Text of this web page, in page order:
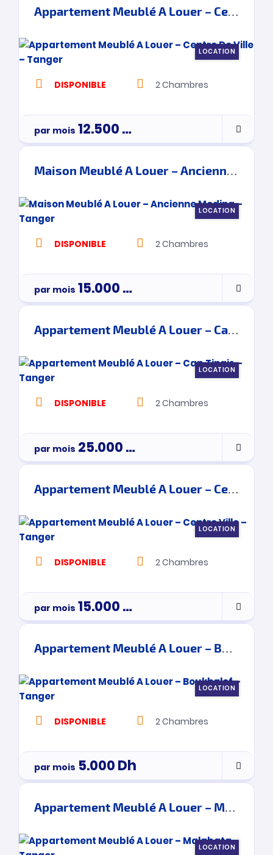
Appartement Meublé A Louer – Centre De Ville – Tanger
LOCATION
DISPONIBLE 2Chambres
par mois 12.500Dh
Maison Meublé A Louer – Ancienne Medina – Tanger
LOCATION
DISPONIBLE 2Chambres
par mois 15.000Dh
Appartement Meublé A Louer – Cap Tingis – Tanger
LOCATION
DISPONIBLE 2Chambres
par mois 25.000Dh
Appartement Meublé A Louer – Centre Ville – Tanger
LOCATION
DISPONIBLE 2Chambres
par mois 15.000Dh
Appartement Meublé A Louer – Boukhalef – Tanger
LOCATION
DISPONIBLE 2Chambres
par mois 5.000Dh
Appartement Meublé A Louer – Malabata – Tanger
LOCATION